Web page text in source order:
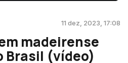
11 dez, 2023, 17:08
madeirense
Brasil (vídeo)